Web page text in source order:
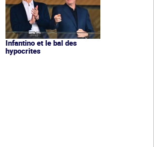
Infantino et le bal des
hypocrites